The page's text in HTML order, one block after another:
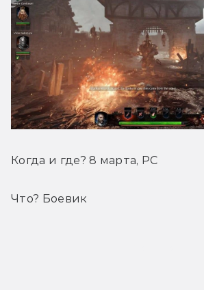
Когда и где? 8 марта, PC
Что? Боевик